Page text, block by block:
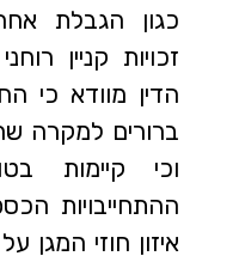
כגון הגבלת
זכויות קניין
הדין מוודא כי
ברורים למקרה
וכי קיימות
ההתחייבויות
איזון חוזי